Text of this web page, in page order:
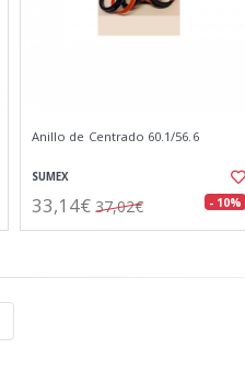
Anillo de Centrado 60.1/56.6
SUMEX
33,14€ 37,02€ - 10%